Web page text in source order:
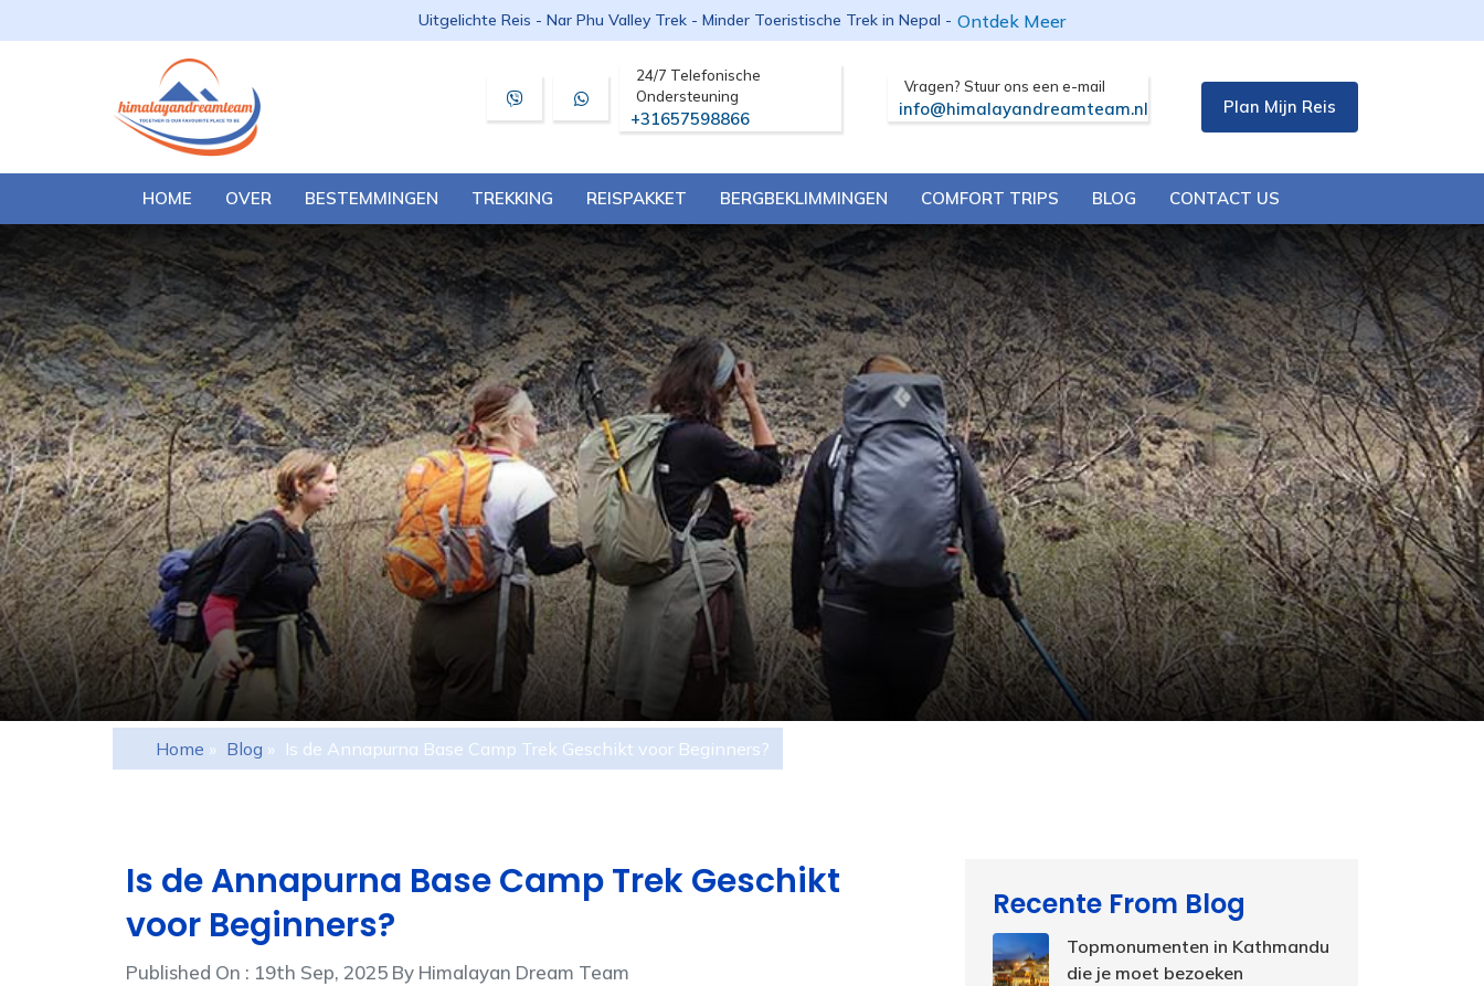
Uitgelichte Reis - Nar Phu Valley Trek - Minder Toeristische Trek in Nepal - Ontdek Meer
24/7 Telefonische
Ondersteuning
+31657598866
Vragen? Stuur ons een e-mail
info@himalayandreamteam.nl Plan Mijn Reis
HOME OVER BESTEMMINGEN TREKKING REISPAKKET BERGBEKLIMMINGEN COMFORT TRIPS BLOG CONTACT US
Home » Blog » Is de Annapurna Base Camp Trek Geschikt voor Beginners?
Is de Annapurna Base Camp Trek Geschikt
voor Beginners?
Published On : 19th Sep, 2025 By Himalayan Dream Team
Recente From Blog
Topmonumenten in Kathmandu
die je moet bezoeken